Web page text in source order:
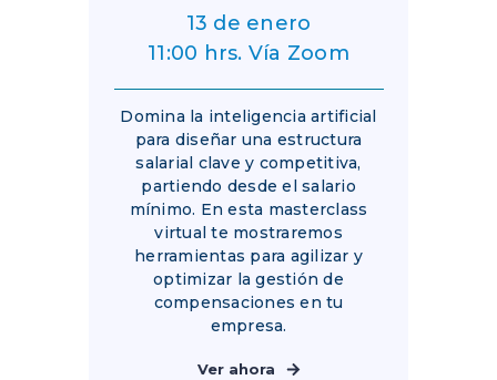
13 de enero
11:00 hrs. Vía Zoom
Domina la inteligencia artificial
para diseñar una estructura
salarial clave y competitiva,
partiendo desde el salario
mínimo. En esta masterclass
virtual te mostraremos
herramientas para agilizar y
optimizar la gestión de
compensaciones en tu
empresa.
Ver ahora